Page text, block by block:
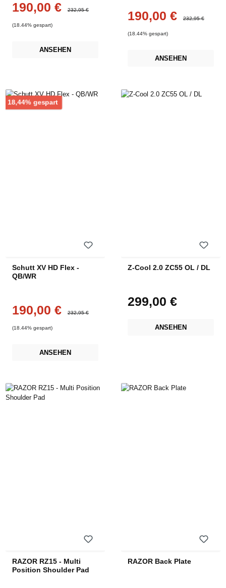
Verkaufspreis:
190,00 € 232,95 €
(18.44% gespart)
ANSEHEN
Verkaufspreis:
190,00 € 232,95 €
(18.44% gespart)
ANSEHEN
18,44% gespartRabatt
Schutt XV HD Flex -
QB/WR
Verkaufspreis:
190,00 € 232,95 €
(18.44% gespart)
ANSEHEN
Z-Cool 2.0 ZC55 OL / DL
Regulärer Preis:
299,00 €
ANSEHEN
RAZOR RZ15 - Multi
Position Shoulder Pad
RAZOR Back Plate